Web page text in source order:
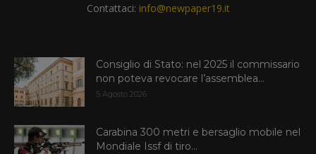
Contattaci: info@newpaper19.it
Consiglio di Stato: nel 2025 il commissario
non poteva revocare l’assemblea...
5 Agosto 2026
Carabina 300 metri e bersaglio mobile nel
Mondiale Issf di tiro...